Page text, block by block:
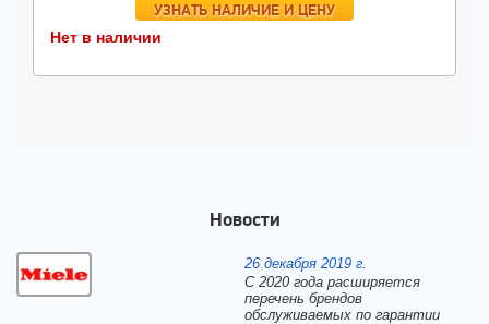
УЗНАТЬ НАЛИЧИЕ И ЦЕНУ
Нет в наличии
Новости
26 декабря 2019 г.
С 2020 года расширяется
перечень брендов
обслуживаемых по гарантии